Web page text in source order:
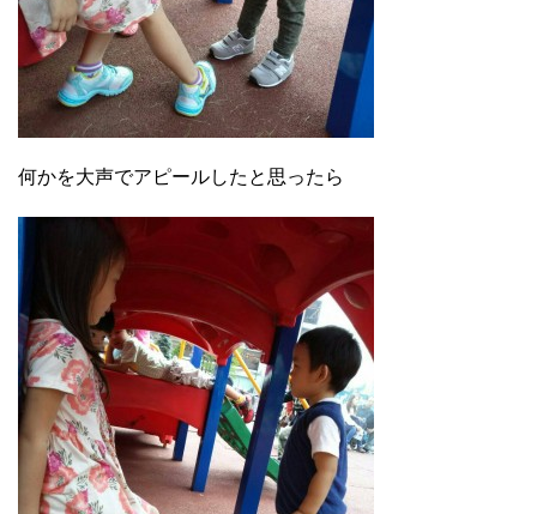
何かを大声でアピールしたと思ったら